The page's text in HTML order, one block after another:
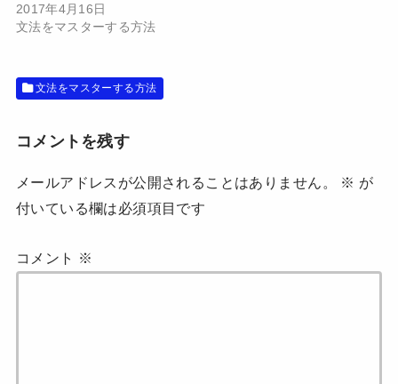
ィ
ン
ド
き
ま
す
く
だ
さ
し
い
ウ
ド
ウ
開
き
す
2017年4月16日
文法をマスターする方法
文法をマスターする方法
コメントを残す
メールアドレスが公開されることはありません。 ※ が
付いている欄は必須項目です
コメント ※